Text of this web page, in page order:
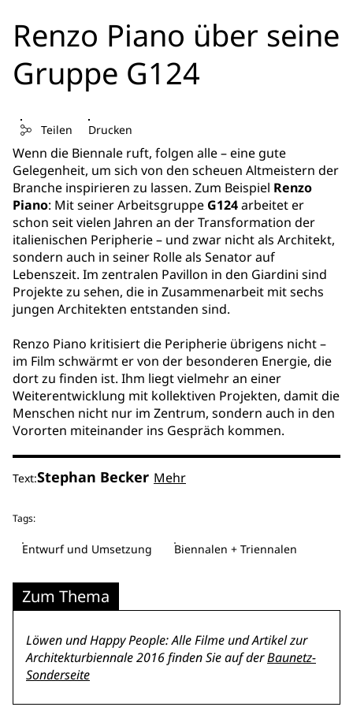
Renzo Piano über seine
Gruppe G124
Teilen Drucken
Wenn die Biennale ruft, folgen alle – eine gute
Gelegenheit, um sich von den scheuen Altmeistern der
Branche inspirieren zu lassen. Zum Beispiel Renzo
Piano: Mit seiner Arbeitsgruppe G124arbeitet er
schon seit vielen Jahren an der Transformation der
italienischen Peripherie – und zwar nicht als Architekt,
sondern auch in seiner Rolle als Senator auf
Lebenszeit. Im zentralen Pavillon in den Giardini sind
Projekte zu sehen, die in Zusammenarbeit mit sechs
jungen Architekten entstanden sind.
Renzo Piano kritisiert die Peripherie übrigens nicht –
im Film schwärmt er von der besonderen Energie, die
dort zu finden ist. Ihm liegt vielmehr an einer
Weiterentwicklung mit kollektiven Projekten, damit die
Menschen nicht nur im Zentrum, sondern auch in den
Vororten miteinander ins Gespräch kommen.
Text:Stephan Becker Mehr
Tags:
Entwurf und Umsetzung Biennalen + Triennalen
Zum Thema
Löwen und Happy People: Alle Filme und Artikel zur
Architekturbiennale 2016 finden Sie auf derBaunetz-
Sonderseite